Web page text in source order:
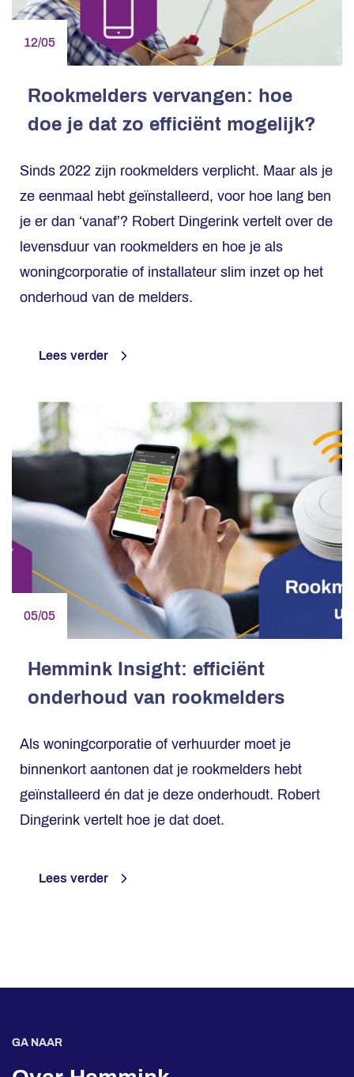
12/05
Rookmelders vervangen: hoe
doe je dat zo efficiënt mogelijk?
Sinds 2022 zijn rookmelders verplicht. Maar als je
ze eenmaal hebt geïnstalleerd, voor hoe lang ben
je er dan ‘vanaf’? Robert Dingerink vertelt over de
levensduur van rookmelders en hoe je als
woningcorporatie of installateur slim inzet op het
onderhoud van de melders.
Lees verder
05/05
Hemmink Insight: efficiënt
onderhoud van rookmelders
Als woningcorporatie of verhuurder moet je
binnenkort aantonen dat je rookmelders hebt
geïnstalleerd én dat je deze onderhoudt. Robert
Dingerink vertelt hoe je dat doet.
Lees verder
GA NAAR